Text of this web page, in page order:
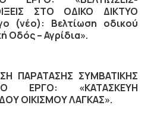
ΣΤΟ ΟΔΙΚΟ ΔΙΚΤΥΟ
(νέο): Βελτίωση οδικού
Οδός – Αγρίδια».
ΠΑΡΑΤΑΣΗΣ ΣΥΜΒΑΤΙΚΗΣ
ΕΡΓΟ: «ΚΑΤΑΣΚΕΥΗ
ΟΙΚΙΣΜΟΥ ΛΑΓΚΑΣ».